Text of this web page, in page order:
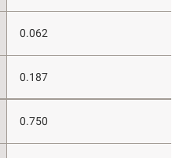
0.062
0.187
0.750